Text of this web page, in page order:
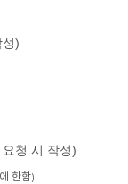
)
청 시 작성)
한함)